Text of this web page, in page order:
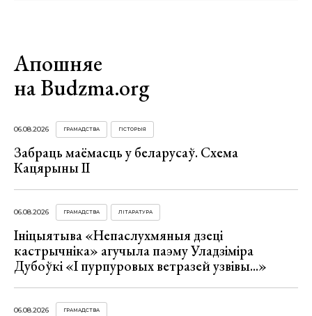
Апошняе
на Budzma.org
06.08.2026 ГРАМАДСТВА ГІСТОРЫЯ
Забраць маёмасць у беларусаў. Схема
Кацярыны ІІ
06.08.2026 ГРАМАДСТВА ЛІТАРАТУРА
Ініцыятыва «Непаслухмяныя дзеці
кастрычніка» агучыла паэму Уладзіміра
Дубоўкі «І пурпуровых ветразей узвівы...»
06.08.2026 ГРАМАДСТВА